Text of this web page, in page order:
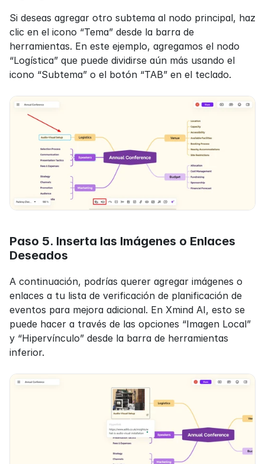
Si deseas agregar otro subtema al nodo principal, haz
clic en el icono “Tema” desde la barra de
herramientas. En este ejemplo, agregamos el nodo
“Logística” que puede dividirse aún más usando el
icono “Subtema” o el botón “TAB” en el teclado.
Paso 5. Inserta las Imágenes o Enlaces
Deseados
A continuación, podrías querer agregar imágenes o
enlaces a tu lista de verificación de planificación de
eventos para mejora adicional. En Xmind AI, esto se
puede hacer a través de las opciones “Imagen Local”
y “Hipervínculo” desde la barra de herramientas
inferior.